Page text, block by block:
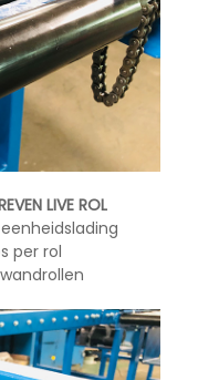
LIVE ROL
per rol